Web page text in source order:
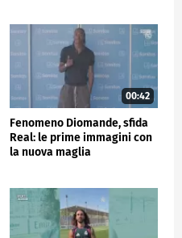
00:42
Fenomeno Diomande, sfida
Real: le prime immagini con
la nuova maglia